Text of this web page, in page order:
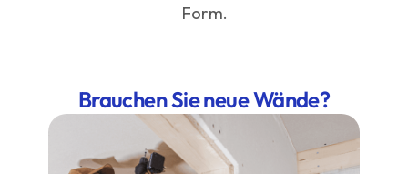
Form.
Brauchen Sie neue Wände?